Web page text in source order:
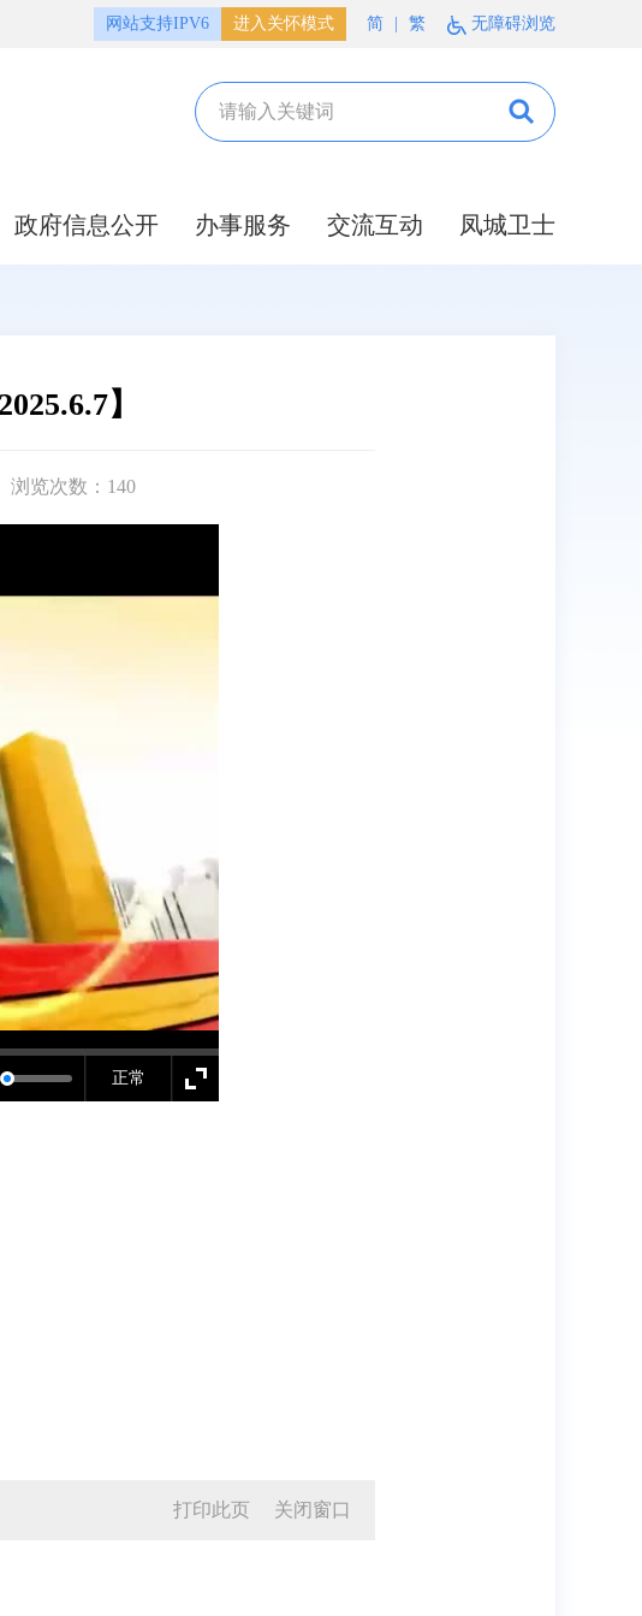
网站支持IPV6 进入关怀模式 简 繁 无障碍浏览
政府信息公开 办事服务 交流互动 凤城卫士
】
浏览次数： 140
正常
打印此页 关闭窗口